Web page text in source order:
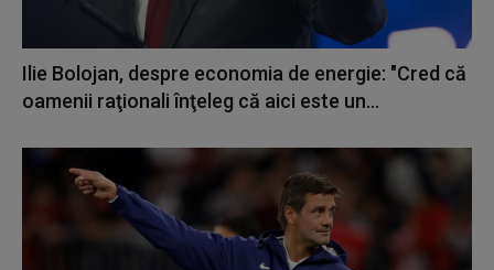
Ilie Bolojan, despre economia de energie: "Cred că
oamenii raţionali înţeleg că aici este un...